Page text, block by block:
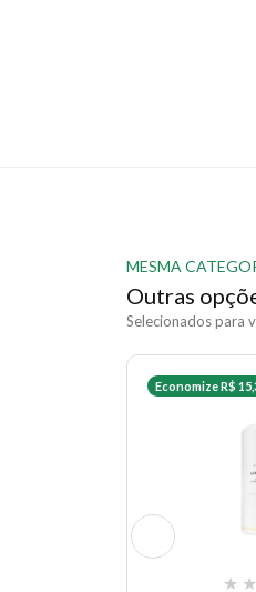
MESMA
Outras
Selecionados para
Economize R$
★ ★